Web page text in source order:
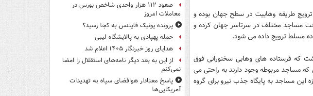
طریقه وهابیت در سطح جهان بوده و
مساجد مختلف در سرتاسر جهان کرده و
مسلط ترویج داده می شود.
که فرستاده های وهابی سخنورانی فوق
مساجد مربوطه وجود دارند به راحتی می
این مساجد به پایگاه جذب نیرو برای گروه
صعود ۱۱۲ هزار واحدی شاخص بورس در
معاملات امروز
پرونده یونیک فایننس به کجا رسید؟
حمله پهپادی به پالایشگاه لیبی
هدایای روز خبرنگار ۱۴۰۵ اعلام شد
از این به بعد دیگر نامه‌های استقلال را امضا
نمی‌کنم
پاسخ معنادار هوافضای سپاه به تهدیدات
آمریکایی‌ها